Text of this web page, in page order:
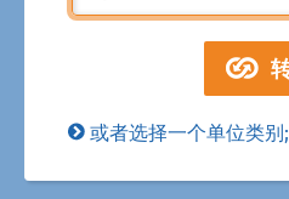
或者选择一个单位类别;